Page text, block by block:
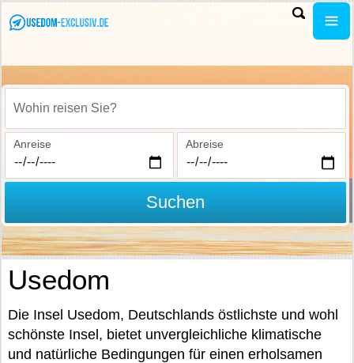
Wohin reisen Sie?
Anreise Abreise
Suchen
Usedom
Die Insel Usedom, Deutschlands östlichste und wohl
schönste Insel, bietet unvergleichliche klimatische
und natürliche Bedingungen für einen erholsamen